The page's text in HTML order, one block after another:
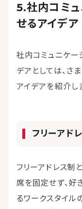
社内コミ
せるアイデア
社内コミュニケー
デアとしては、さ
アイデアを紹介し
フリーアド
フリーアドレス制
席を固定せず、好
るワークスタイル